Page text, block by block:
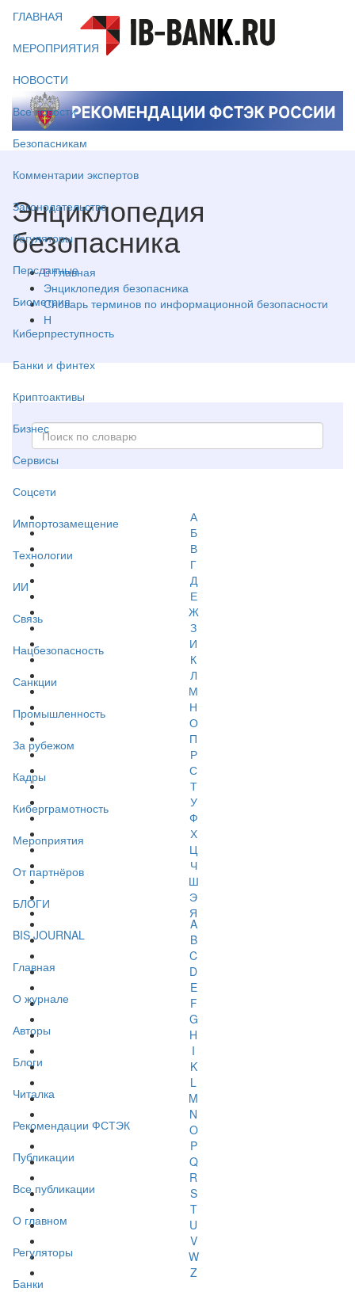
ГЛАВНАЯ
МЕРОПРИЯТИЯ
НОВОСТИ
Все новости
Безопасникам
Комментарии экспертов
Законодательство
Регуляторы
Персданные
Биометрия
Киберпреступность
Банки и финтех
Криптоактивы
Бизнес
Сервисы
Соцсети
Импортозамещение
Технологии
ИИ
Связь
Нацбезопасность
Санкции
Промышленность
За рубежом
Кадры
Киберграмотность
Мероприятия
От партнёров
БЛОГИ
BIS JOURNAL
Главная
О журнале
Авторы
Блоги
Читалка
Рекомендации ФСТЭК
Публикации
Все публикации
О главном
Регуляторы
Банки
Энциклопедия
безопасника
Главная
Энциклопедия безопасника
Словарь терминов по информационной безопасности
Н
А
Б
В
Г
Д
Е
Ж
З
И
К
Л
М
Н
О
П
Р
С
Т
У
Ф
Х
Ц
Ч
Ш
Э
Я
A
B
C
D
E
F
G
H
I
K
L
M
N
O
P
Q
R
S
T
U
V
W
Z